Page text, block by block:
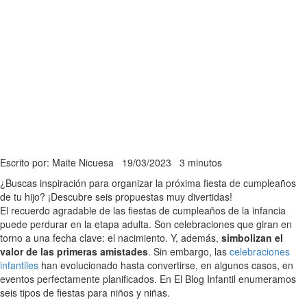
Escrito por: Maite Nicuesa 19/03/2023 3 minutos
¿Buscas inspiración para organizar la próxima fiesta de cumpleaños
de tu hijo? ¡Descubre seis propuestas muy divertidas!
El recuerdo agradable de las fiestas de cumpleaños de la infancia
puede perdurar en la etapa adulta. Son celebraciones que giran en
torno a una fecha clave: el nacimiento. Y, además, simbolizan el
valor de las primeras amistades. Sin embargo, las celebraciones
infantiles han evolucionado hasta convertirse, en algunos casos, en
eventos perfectamente planificados. En El Blog Infantil enumeramos
seis tipos de fiestas para niños y niñas.